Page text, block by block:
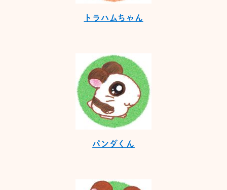
トラハムちゃん
パンダくん